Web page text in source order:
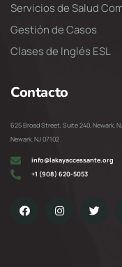
Servicios de Salud
Gestión de Casos
Clases de Inglés ESL
Contacto
625 Broad Street, Suite 240, Newark,
Newark, NJ 07102
info@lakayaccessante.org
+1 (908) 620-5053